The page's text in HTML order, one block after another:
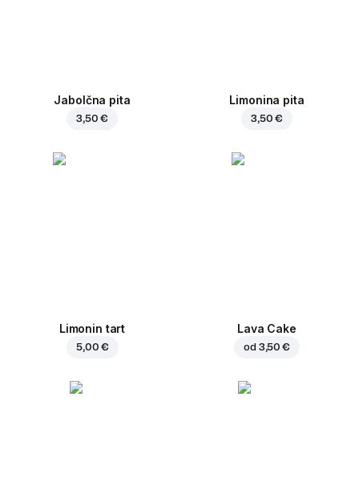
Jabolčna pita
3,50 €
Limonina pita
3,50 €
Limonin tart
5,00 €
Lava Cake
od 3,50 €